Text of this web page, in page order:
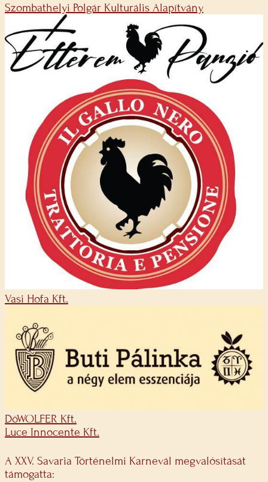
Szombathelyi Polgár Kulturális Alapítvány
Vasi Hofa Kft.
DöWOLFER Kft.
Luce Innocente Kft.
A XXV. Savaria Történelmi Karnevál megvalósítását
támogatta: